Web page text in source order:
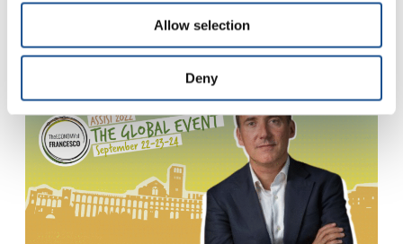
Allow selection
Deny
29 de novembro de 2022